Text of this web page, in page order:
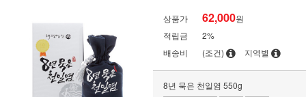
상품가 62,000원
적립금
2%
배송비
(조건) 지역별
8년 묵은 천일염 550g